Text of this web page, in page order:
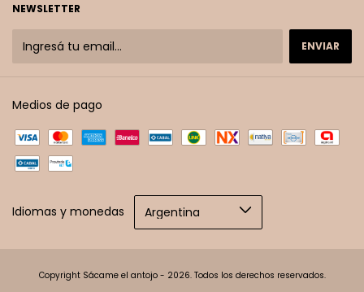
NEWSLETTER
Medios de pago
Idiomas y monedas
Copyright Sácame el antojo - 2026. Todos los derechos reservados.